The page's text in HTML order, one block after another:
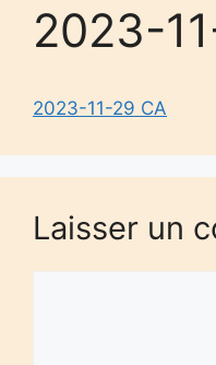
2023-
2023-11-29 CA
Laisser un